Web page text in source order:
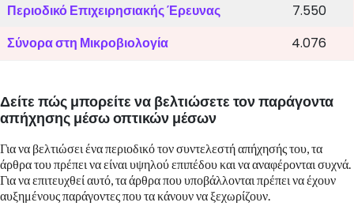
Περιοδικό Επιχειρησιακής Έρευνας
7.550
Σύνορα στη Μικροβιολογία
4.076
Δείτε πώς μπορείτε να βελτιώσετε τον παράγοντα
απήχησης μέσω οπτικών μέσων
Για να βελτιώσει ένα περιοδικό τον συντελεστή απήχησής του, τα
άρθρα του πρέπει να είναι υψηλού επιπέδου και να αναφέρονται συχνά.
Για να επιτευχθεί αυτό, τα άρθρα που υποβάλλονται πρέπει να έχουν
αυξημένους παράγοντες που τα κάνουν να ξεχωρίζουν.